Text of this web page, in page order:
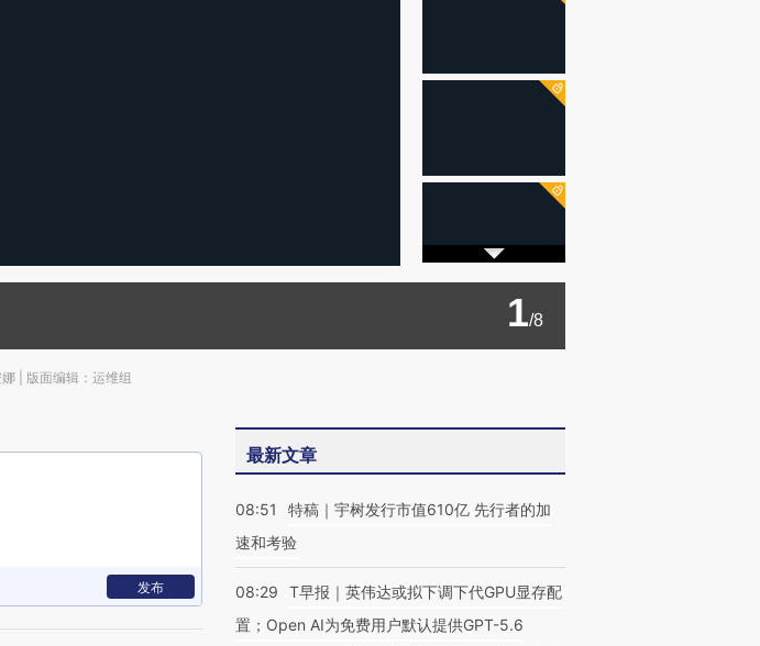
1/8
| 版面编辑：运维组
发布
最新文章
08:51
特稿｜宇树发行市值610亿 先行者的加
速和考验
08:29
T早报｜英伟达或拟下调下代GPU显存配
置；Open AI为免费用户默认提供GPT-5.6